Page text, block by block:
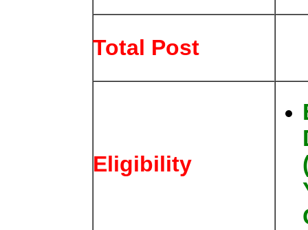
Total Post
Eligibility